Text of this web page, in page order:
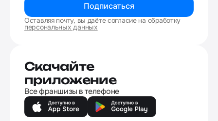
Подписаться
Оставляя почту, вы даёте согласие на обработку
персональных данных
Скачайте
приложение
Все франшизы в телефоне